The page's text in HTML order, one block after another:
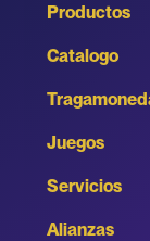
Productos
Catalogo
Juegos
Servicios
Alianzas